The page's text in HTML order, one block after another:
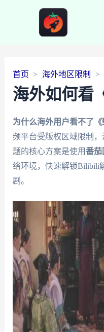
首页 海外地区限制
海外如何看
为什么海外用户看不了《
频平台受版权区域限制
题的核心方案是使用番茄
络环境，快速解锁Bilibili
剧。